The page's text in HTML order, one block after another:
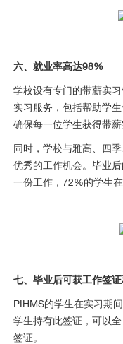
六、就业率高达98%
学校设有专门的带薪实
实习服务，包括帮助学
确保每一位学生获得带薪
同时，学校与雅高、四
优秀的工作机会。毕业
一份工作，72%的学生
七、毕业后可获工作签
PIHMS的学生在实习期
学生持有此签证，可以
签证。